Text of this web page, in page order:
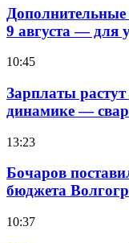
Дополнительные
9 августа — для
10:45
Зарплаты
динамике —
13:23
Бочаров
бюджета
10:37